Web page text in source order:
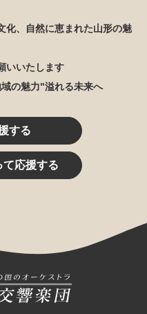
化、自然に恵まれた山形の魅
いいたします
の魅力"溢れる未来へ
する
て応援する